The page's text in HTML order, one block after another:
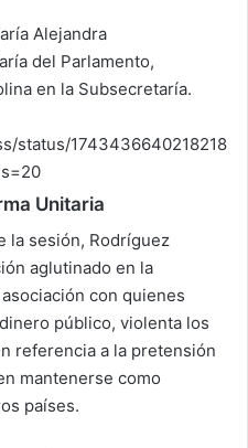
Alejandra
del Parlamento,
en la Subsecretaría.
status/1743436640218218
Unitaria
la sesión, Rodríguez
aglutinado en la
con quienes
público, violenta los
referencia a la pretensión
mantenerse como
países.